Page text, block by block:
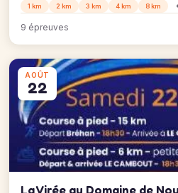
1 km 2 km 3 km 4 km 8 km
9 épreuves
AOÛT
22
La Virée au Domaine de